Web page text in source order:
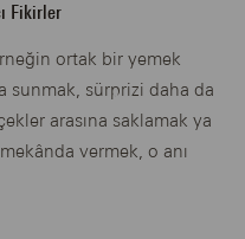
Fikirler
ortak bir yemek
sunmak, sürprizi daha da
arasına saklamak ya
vermek, o anı